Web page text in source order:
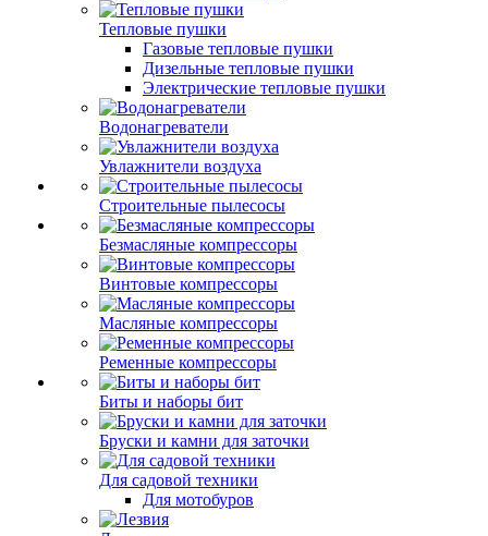
Тепловые пушки
Газовые тепловые пушки
Дизельные тепловые пушки
Электрические тепловые пушки
Водонагреватели
Увлажнители воздуха
Строительные пылесосы
Безмасляные компрессоры
Винтовые компрессоры
Масляные компрессоры
Ременные компрессоры
Биты и наборы бит
Бруски и камни для заточки
Для садовой техники
Для мотобуров